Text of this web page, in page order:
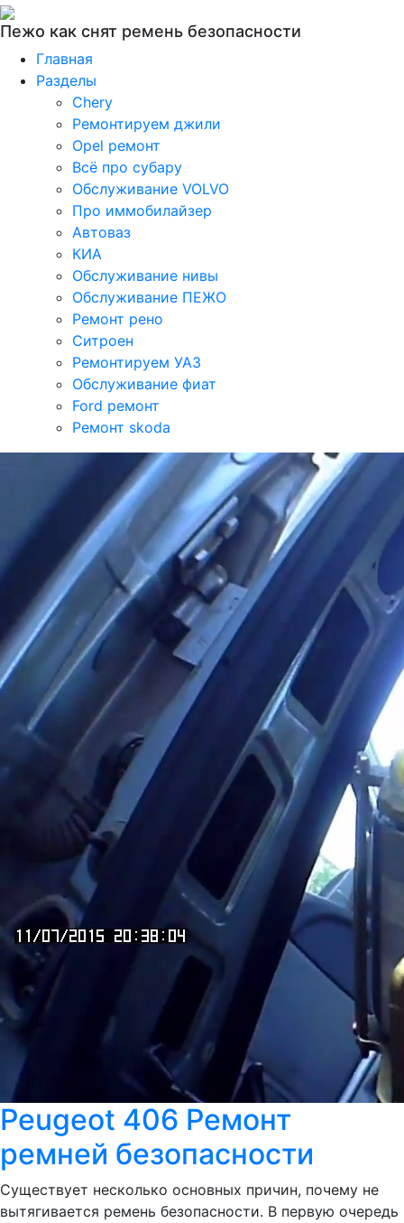
Пежо как снят ремень безопасности
Главная
Разделы
Chery
Ремонтируем джили
Opel ремонт
Всё про субару
Обслуживание VOLVO
Про иммобилайзер
Автоваз
КИА
Обслуживание нивы
Обслуживание ПЕЖО
Ремонт рено
Ситроен
Ремонтируем УАЗ
Обслуживание фиат
Ford ремонт
Ремонт skoda
Peugeot 406 Ремонт
ремней безопасности
Существует несколько основных причин, почему не
вытягивается ремень безопасности. В первую очередь